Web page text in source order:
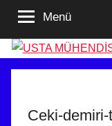
Menü
Ceki-